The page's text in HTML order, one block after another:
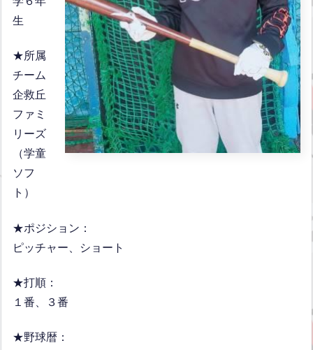
生
★所属
チーム
企救丘
ファミ
リーズ
（学童
ソフ
ト）
★ポジション：
ピッチャー、ショート
★打順：
１番、３番
★野球暦：